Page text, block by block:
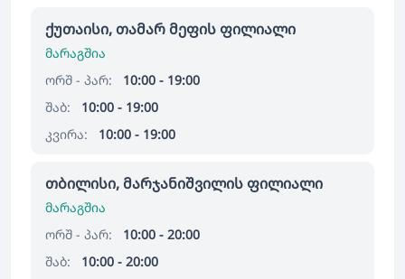
ქუთაისი, თამარ მეფის ფილიალი
მარაგშია
ორშ - პარ:
10:00 - 19:00
შაბ:
10:00 - 19:00
კვირა:
10:00 - 19:00
თბილისი, მარჯანიშვილის ფილიალი
მარაგშია
ორშ - პარ:
10:00 - 20:00
შაბ:
10:00 - 20:00